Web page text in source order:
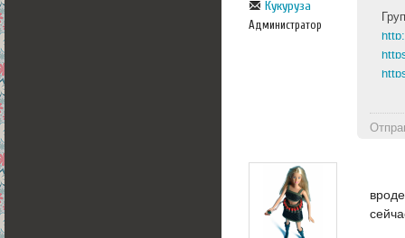
Кукуруза
Администратор